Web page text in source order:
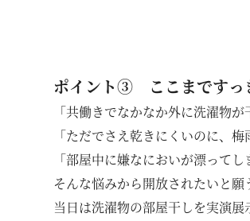
ポイント③ ここまですっ
「共働きでなかなか外に洗濯物
「ただでさえ乾きにくいのに、梅
「部屋中に嫌なにおいが漂って
そんな悩みから開放されたいと願
当日は洗濯物の部屋干しを実演展